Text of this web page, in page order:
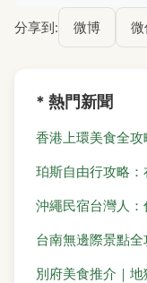
分享到: 微博
* 熱門新聞
香港上環美食全
珀斯自由行攻略
沖繩民宿台灣人
台南無邊際景點
別府美食推介｜